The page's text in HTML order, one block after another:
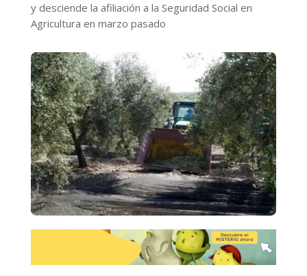
y desciende la afiliación a la Seguridad Social en
Agricultura en marzo pasado